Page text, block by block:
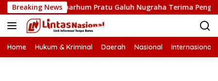
Langsung
ke
konten
Breaking News
Almarhum Pratu Galuh Nugraha Terima Penghargaan
Home Hukum & Kriminal Daerah Nasional Internasional